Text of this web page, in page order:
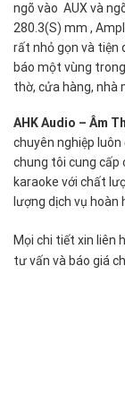
ngõ vào AUX và
280.3(S) mm ,
rất nhỏ gọn và tiện
báo một vùng
thờ, cửa hàng, nhà
AHK Audio – Âm
chuyên nghiệp
chung tôi cung cấp
karaoke với chất
lượng dịch vụ hoàn
Mọi chi tiết xin liên
tư vấn và báo giá